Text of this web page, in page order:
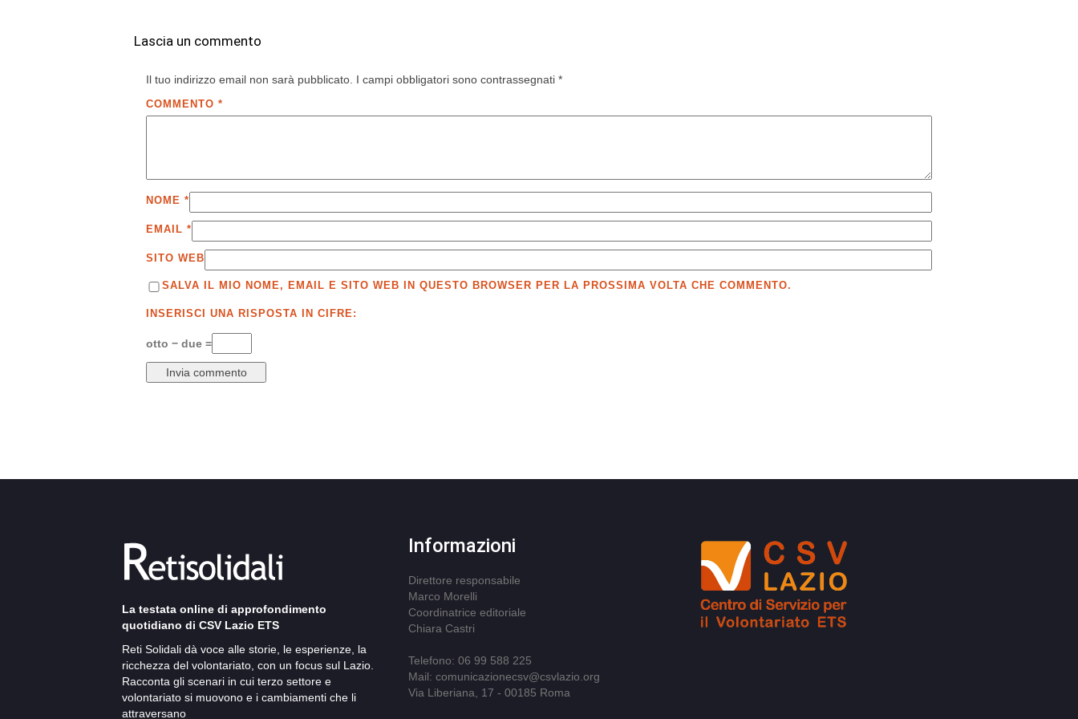
Lascia un commento
Il tuo indirizzo email non sarà pubblicato. I campi obbligatori sono contrassegnati *
COMMENTO *
NOME *
EMAIL *
SITO WEB
SALVA IL MIO NOME, EMAIL E SITO WEB IN QUESTO BROWSER PER LA PROSSIMA VOLTA CHE COMMENTO.
INSERISCI UNA RISPOSTA IN CIFRE:
otto − due =
La testata online di approfondimento
quotidiano di CSV Lazio ETS
Reti Solidali dà voce alle storie, le esperienze, la
ricchezza del volontariato, con un focus sul Lazio.
Racconta gli scenari in cui terzo settore e
volontariato si muovono e i cambiamenti che li
attraversano
Informazioni
Direttore responsabile
Marco Morelli
Coordinatrice editoriale
Chiara Castri
Telefono: 06 99 588 225
Mail: comunicazionecsv@csvlazio.org
Via Liberiana, 17 - 00185 Roma